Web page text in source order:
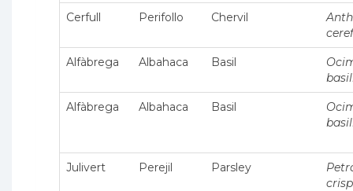
Cerfull Perifollo Chervil
Alfàbrega Albahaca Basil
Alfàbrega Albahaca Basil
Julivert Perejil Parsley